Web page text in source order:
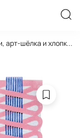
шёлка и хлопка ...